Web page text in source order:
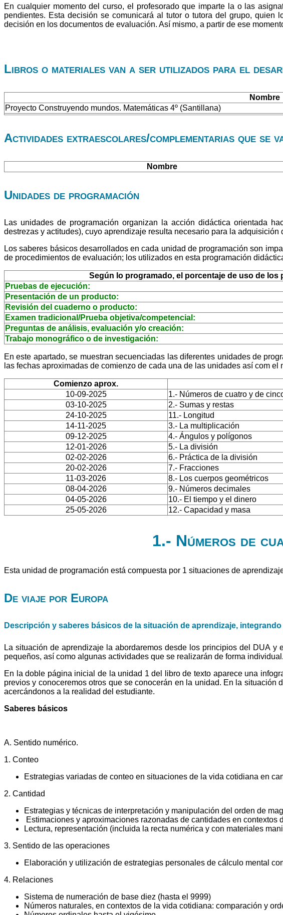
En cualquier momento del curso, el profesorado que imparte la o las
pendientes. Esta decisión se comunicará al tutor o tutora del grupo,
decisión en los documentos de evaluación. Así mismo, a partir de ese
Libros o materiales van a ser utilizados para el
Nombre
Proyecto Construyendo mundos. Matemáticas 4º (Santillana)
Actividades extraescolares/complementarias que se
Nombre
Unidades de programación
Las unidades de programación organizan la acción didáctica orientada
destrezas y actitudes), cuyo aprendizaje resulta necesario para la adquisición
Los saberes básicos desarrollados en cada unidad de programación son
de procedimientos de evaluación; los utilizados en esta programación
Según lo programado, el porcentaje de uso de
Pruebas de ejecución:
Presentación de un producto:
Revisión del cuaderno o producto:
Examen tradicional/Prueba objetiva/competencial:
Preguntas de análisis, evaluación y/o creación:
Trabajo monográfico o de investigación:
En este apartado, se muestran secuenciadas las diferentes unidades de
las fechas aproximadas de comienzo de cada una de las unidades así com
Comienzo aprox.
10-09-2025
1.- Números de cuatro y de
03-10-2025
2.- Sumas y restas
24-10-2025
11.- Longitud
14-11-2025
3.- La multiplicación
09-12-2025
4.- Ángulos y polígonos
12-01-2026
5.- La división
02-02-2026
6.- Práctica de la división
20-02-2026
7.- Fracciones
11-03-2026
8.- Los cuerpos geométricos
08-04-2026
9.- Números decimales
04-05-2026
10.- El tiempo y el dinero
25-05-2026
12.- Capacidad y masa
1.- Números de
Esta unidad de programación está compuesta por 1 situaciones de
De viaje por Europa
Descripción y saberes básicos de la situación de aprendizaje,
La situación de aprendizaje la abordaremos desde los principios del DUA
pequeños, así como algunas actividades que se realizarán de forma individual.
En la doble página inicial de la unidad 1 del libro de texto aparece una
previos y conoceremos otros que se conocerán en la unidad. En la
acercándonos a la realidad del estudiante.
Saberes básicos
A. Sentido numérico.
1. Conteo
Estrategias variadas de conteo en situaciones de la vida cotidiana en
2. Cantidad
Estrategias y técnicas de interpretación y manipulación del orden de
Estimaciones y aproximaciones razonadas de cantidades en contextos
Lectura, representación (incluida la recta numérica y con materiales
3. Sentido de las operaciones
Elaboración y utilización de estrategias personales de cálculo mental
4. Relaciones
Sistema de numeración de base diez (hasta el 9999)
Números naturales, en contextos de la vida cotidiana: comparación y